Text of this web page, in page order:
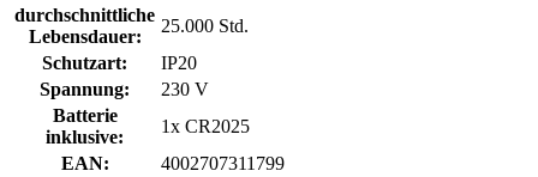
durchschnittliche
Lebensdauer:
25.000 Std.
Schutzart:
IP20
Spannung:
230 V
Batterie
inklusive:
1x CR2025
EAN:
4002707311799